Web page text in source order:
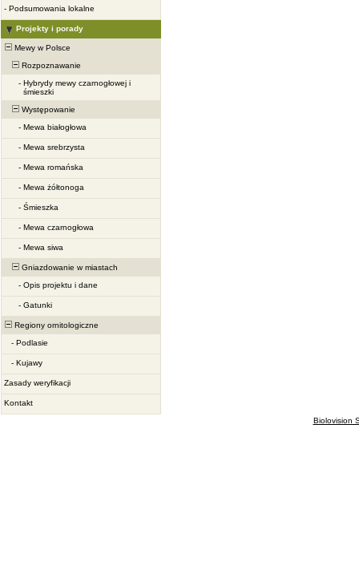
- Podsumowania lokalne
Projekty i porady
Mewy w Polsce
Rozpoznawanie
- Hybrydy mewy czarnogłowej i
śmieszki
Występowanie
- Mewa białogłowa
- Mewa srebrzysta
- Mewa romańska
- Mewa żółtonoga
- Śmieszka
- Mewa czarnogłowa
- Mewa siwa
Gniazdowanie w miastach
- Opis projektu i dane
- Gatunki
Regiony ornitologiczne
- Podlasie
- Kujawy
Zasady weryfikacji
Kontakt
Biolovision